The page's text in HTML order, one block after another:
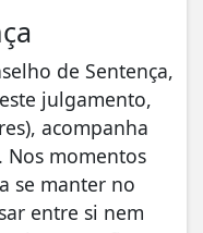
de Sentença,
julgamento,
acompanha
Nos momentos
se manter no
entre si nem